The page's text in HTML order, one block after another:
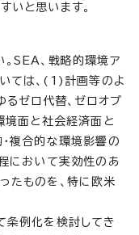
いと思います。
SEA、戦略的環境ア
ては、(1)計画等のよ
ゼロ代替、ゼロオプ
面と社会経済面と
複合的な環境影響の
において実効性のあ
たものを、特に欧米
条例化を検討してき